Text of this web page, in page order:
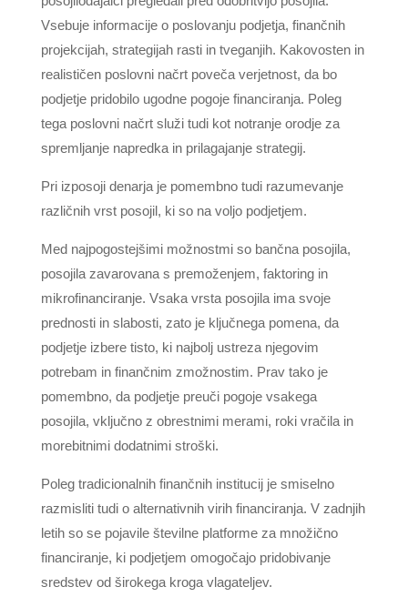
Vsebuje informacije o poslovanju podjetja, finančnih
projekcijah, strategijah rasti in tveganjih. Kakovosten in
realističen poslovni načrt poveča verjetnost, da bo
podjetje pridobilo ugodne pogoje financiranja. Poleg
tega poslovni načrt služi tudi kot notranje orodje za
spremljanje napredka in prilagajanje strategij.
Pri izposoji denarja je pomembno tudi razumevanje
različnih vrst posojil, ki so na voljo podjetjem.
Med najpogostejšimi možnostmi so bančna posojila,
posojila zavarovana s premoženjem, faktoring in
mikrofinanciranje. Vsaka vrsta posojila ima svoje
prednosti in slabosti, zato je ključnega pomena, da
podjetje izbere tisto, ki najbolj ustreza njegovim
potrebam in finančnim zmožnostim. Prav tako je
pomembno, da podjetje preuči pogoje vsakega
posojila, vključno z obrestnimi merami, roki vračila in
morebitnimi dodatnimi stroški.
Poleg tradicionalnih finančnih institucij je smiselno
razmisliti tudi o alternativnih virih financiranja. V zadnjih
letih so se pojavile številne platforme za množično
financiranje, ki podjetjem omogočajo pridobivanje
sredstev od širokega kroga vlagateljev.